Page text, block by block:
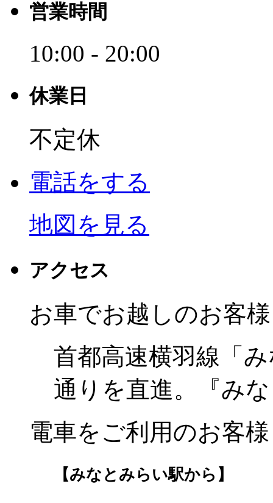
営業時間
10:00 - 20:00
休業日
不定休
電話をする
地図を見る
アクセス
お車でお越しのお客様
首都高速横羽線「
通りを直進。『み
電車をご利用のお客様
【みなとみらい駅から】